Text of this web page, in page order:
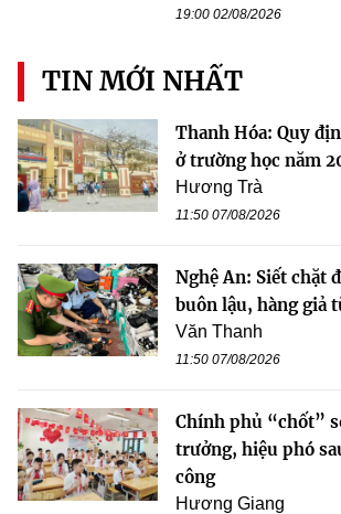
19:00 02/08/2026
TIN MỚI NHẤT
Thanh Hóa: Quy
ở trường học năm
Hương Trà
11:50 07/08/2026
Nghệ An: Siết chặt
buôn lậu, hàng giả
Văn Thanh
11:50 07/08/2026
Chính phủ “chốt”
trưởng, hiệu phó
công
Hương Giang